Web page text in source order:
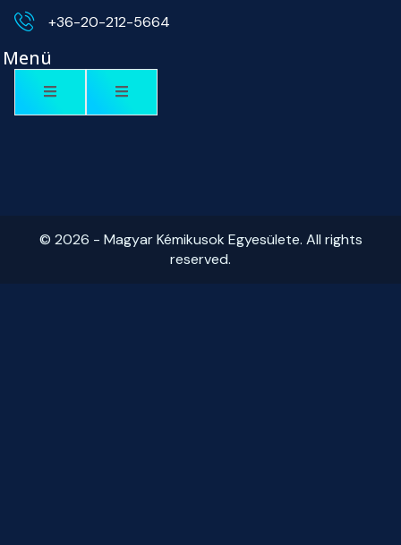
+36-20-212-5664
Menü
© 2026 - Magyar Kémikusok Egyesülete. All rights
reserved.